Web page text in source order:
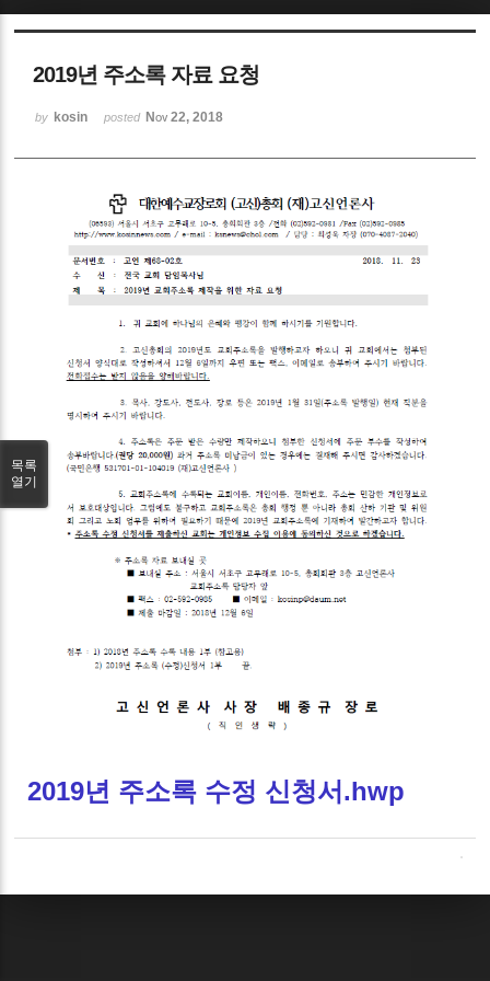
2019년 주소록 자료 요청
by kosin posted Nov 22, 2018
2019년 주소록 수정 신청서.hwp
목록
열기
Sketchbook5, 스케치북5
Sketchbook5, 스케치북5